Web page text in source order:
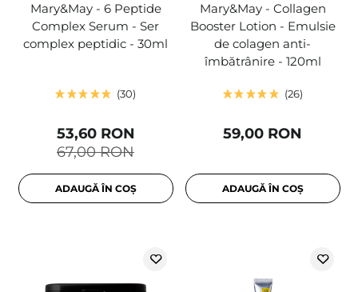
Mary&May - 6 Peptide
Complex Serum - Ser
complex peptidic - 30ml
30
67,00 RON
53,60 RON
ADAUGĂ ÎN COȘ
Mary&May - Collagen
Booster Lotion - Emulsie
de colagen anti-
îmbătrânire - 120ml
26
59,00 RON
ADAUGĂ ÎN COȘ